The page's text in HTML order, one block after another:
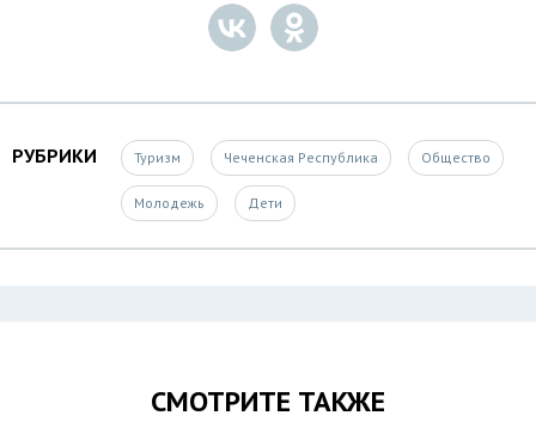
РУБРИКИ Туризм Чеченская Республика Общество
Молодежь Дети
СМОТРИТЕ ТАКЖЕ